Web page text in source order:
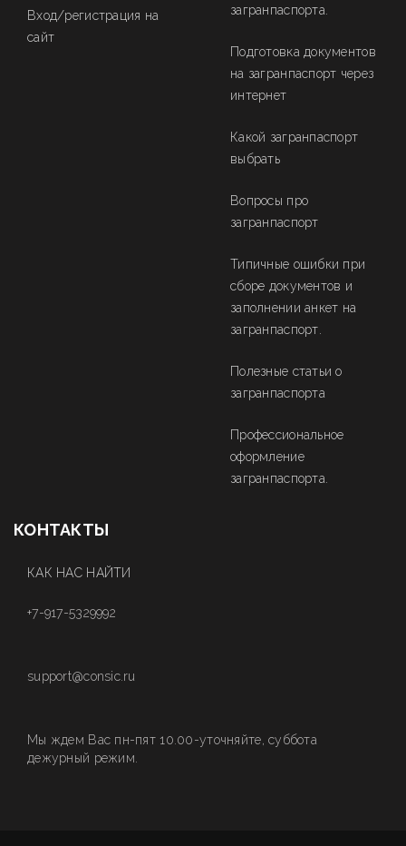
Вход/регистрация на
сайт
загранпаспорта.
Подготовка документов
на загранпаспорт через
интернет
Какой загранпаспорт
выбрать
Вопросы про
загранпаспорт
Типичные ошибки при
сборе документов и
заполнении анкет на
загранпаспорт.
Полезные статьи о
загранпаспорта
Профессиональное
оформление
загранпаспорта.
КОНТАКТЫ
КАК НАС НАЙТИ
+7-917-5329992
support@consic.ru
Мы ждем Вас пн-пят 10.00-уточняйте, суббота
дежурный режим.